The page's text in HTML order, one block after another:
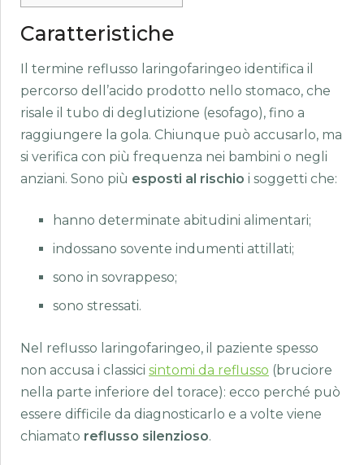
Caratteristiche
Il termine reflusso laringofaringeo identifica il
percorso dell’acido prodotto nello stomaco, che
risale il tubo di deglutizione (esofago), fino a
raggiungere la gola. Chiunque può accusarlo, ma
si verifica con più frequenza nei bambini o negli
anziani. Sono più esposti al rischio i soggetti che:
hanno determinate abitudini alimentari;
indossano sovente indumenti attillati;
sono in sovrappeso;
sono stressati.
Nel reflusso laringofaringeo, il paziente spesso
non accusa i classici sintomi da reflusso (bruciore
nella parte inferiore del torace): ecco perché può
essere difficile da diagnosticarlo e a volte viene
chiamato reflusso silenzioso.